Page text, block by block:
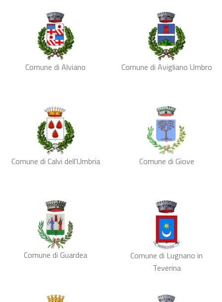
Comune di Alviano Comune di Avigliano Umbro
Comune di Calvi dell'Umbria Comune di Giove
Comune di Guardea
Comune di Lugnano in
Teverina